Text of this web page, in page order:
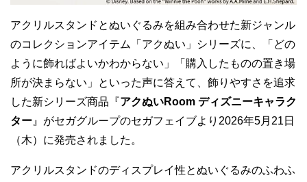
アクリルスタンドとぬいぐるみを組み合わせた新ジャンル
のコレクションアイテム「アクぬい」シリーズに、「どの
ように飾ればよいかわからない」「購入したものの置き場
所が決まらない」といった声に答えて、飾りやすさを追求
した新シリーズ商品『アクぬいRoom ディズニーキャラク
ター 』がセガグループのセガフェイブより2026年5月21日
（木）に発売されました。
アクリルスタンドのディスプレイ性とぬいぐるみのふわふ